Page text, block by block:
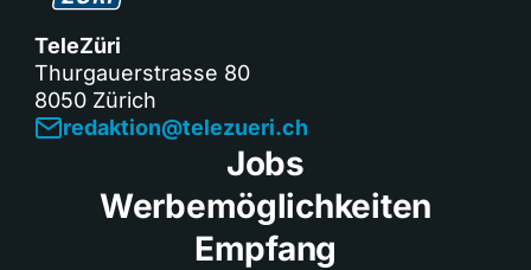
TeleZüri
Thurgauerstrasse 80
8050 Zürich
redaktion@telezueri.ch
Jobs
Werbemöglichkeiten
Empfang